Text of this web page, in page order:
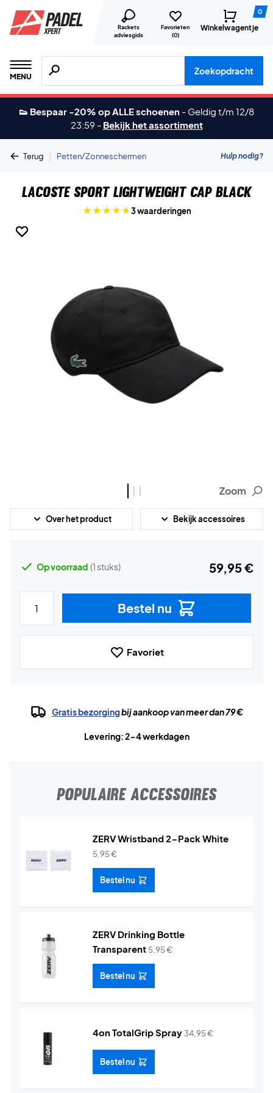
Rackets
adviesgids
Favorieten
(0)
0
Winkelwagentje
MENU
Zoeken naar producten, merken etc.
Zoekopdracht
👟 Bespaar -20% op ALLE schoenen - Geldig t/m 12/8
23:59 - Bekijk het assortiment
Terug | Petten/Zonneschermen Hulp nodig?
Lacoste Sport Lightweight Cap Black
3 waarderingen
Zoom
Over het product Bekijk accessoires
Op voorraad (1 stuks) 59,95 €
Bestel nu
Favoriet
Gratis bezorgingbij aankoop van meer dan 79 €
Levering: 2-4 werkdagen
POPULAIRE ACCESSOIRES
ZERV Wristband 2-Pack White
5,95€
Bestel nu
ZERV Drinking Bottle
Transparent 5,95€
Bestel nu
4on TotalGrip Spray 34,95€
Bestel nu